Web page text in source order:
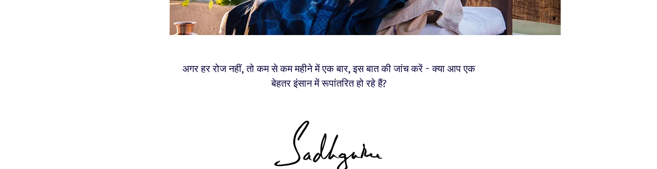
अगर हर रोज नहीं, तो कम से कम महीने में एक बार, इस बात की जांच करें - क्या आप एक
बेहतर इंसान में रूपांतरित हो रहे हैं?